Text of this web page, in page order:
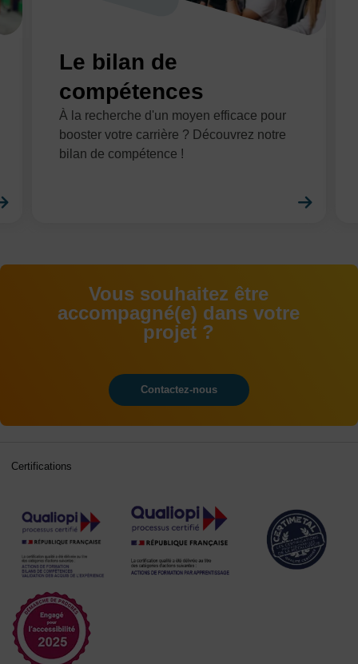
Le bilan de
compétences
À la recherche d'un moyen efficace pour
booster votre carrière ? Découvrez notre
bilan de compétence !
Vous souhaitez être
accompagné(e) dans votre
projet ?
Contactez-nous
Certifications